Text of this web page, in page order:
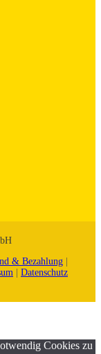
& Bezahlung |
| Datenschutz
Cookies zu